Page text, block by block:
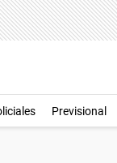
Previsional